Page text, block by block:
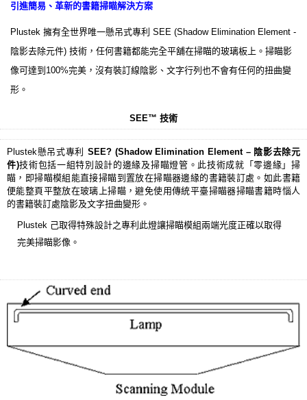
引進簡易、革新的書籍掃瞄解決方案
Plustek 擁有全世界唯一懸吊式專利 SEE (Shadow Elimination Element -
陰影去除元件) 技術，任何書籍都能完全平舖在掃瞄的玻璃板上。掃瞄影
像可達到100%完美，沒有裝訂線陰影、文字行列也不會有任何的扭曲變
形。
SEE™ 技術
Plustek懸吊式專利
SEE? (Shadow Elimination Element – 陰影去除元
件)技術包括一組特別設計的邊緣及掃瞄燈管。此技術成就「零邊緣」掃
瞄，即掃瞄模組能直接掃瞄到置放在掃瞄器邊緣的書籍裝訂處。如此書籍
便能整頁平整放在玻璃上掃瞄，避免使用傳統平臺掃瞄器掃瞄書籍時惱人
的書籍裝訂處陰影及文字扭曲變形。
Plustek 己取得特殊設計之專利此燈讓掃瞄模組兩端光度正確以取得
完美掃瞄影像。